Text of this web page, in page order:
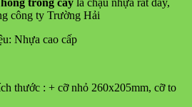
công ty Trường Hải
Nhựa cao cấp
thước : + cỡ nhỏ 260x205mm, cỡ to